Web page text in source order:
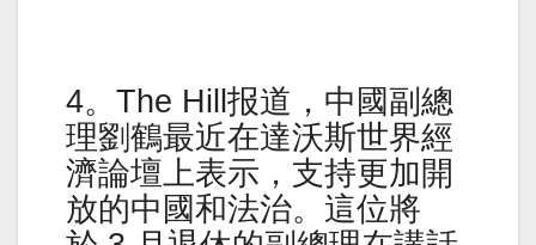
4。The Hill报道，中國副總
理劉鶴最近在達沃斯世界經
濟論壇上表示，支持更加開
放的中國和法治。這位將